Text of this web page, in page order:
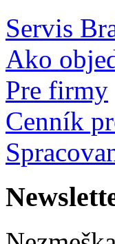
Servis
Ako
Pre firmy
Cenník